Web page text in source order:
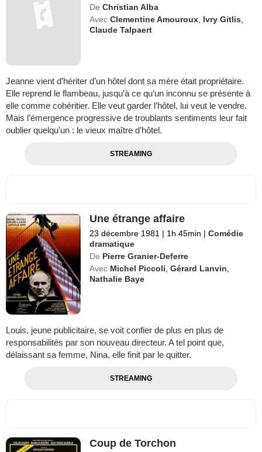
De Christian Alba
Avec Clementine Amouroux Ivry Gitlis
Claude Talpaert
Jeanne vient d’hériter d’un hôtel dont sa mère était propriétaire.
Elle reprend le flambeau, jusqu’à ce qu’un inconnu se présente à
elle comme cohéritier. Elle veut garder l’hôtel, lui veut le vendre.
Mais l’émergence progressive de troublants sentiments leur fait
oublier quelqu'un : le vieux maître d’hôtel.
STREAMING
Une étrange affaire
23 décembre 1981 | 1h 45min | Comédie
dramatique
De Pierre Granier-Deferre
Avec Michel Piccoli ,Gérard Lanvin
Nathalie Baye
Louis, jeune publicitaire, se voit confier de plus en plus de
responsabilités par son nouveau directeur. A tel point que,
délaissant sa femme, Nina, elle finit par le quitter.
STREAMING
Coup de Torchon